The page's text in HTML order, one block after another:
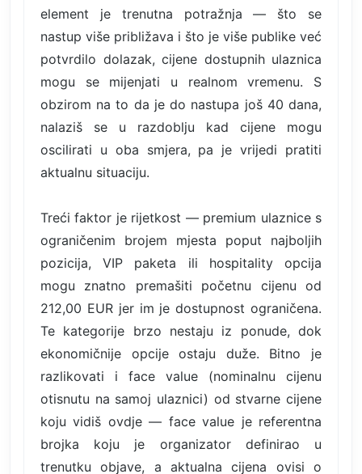
element je trenutna potražnja — što se
nastup više približava i što je više publike već
potvrdilo dolazak, cijene dostupnih ulaznica
mogu se mijenjati u realnom vremenu. S
obzirom na to da je do nastupa još 40 dana,
nalaziš se u razdoblju kad cijene mogu
oscilirati u oba smjera, pa je vrijedi pratiti
aktualnu situaciju.
Treći faktor je rijetkost — premium ulaznice s
ograničenim brojem mjesta poput najboljih
pozicija, VIP paketa ili hospitality opcija
mogu znatno premašiti početnu cijenu od
212,00 EUR jer im je dostupnost ograničena.
Te kategorije brzo nestaju iz ponude, dok
ekonomičnije opcije ostaju duže. Bitno je
razlikovati i face value (nominalnu cijenu
otisnutu na samoj ulaznici) od stvarne cijene
koju vidiš ovdje — face value je referentna
brojka koju je organizator definirao u
trenutku objave, a aktualna cijena ovisi o